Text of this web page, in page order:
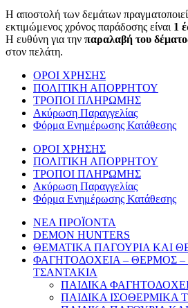
Η αποστολή των δεμάτων
εκτιμώμενος χρόνος παράδοσης είναι 1
Η ευθύνη για την παραλαβή του
στον πελάτη.
ΟΡΟΙ ΧΡΗΣΗΣ
ΠΟΛΙΤΙΚΗ ΑΠΟΡΡΗΤΟΥ
ΤΡΟΠΟΙ ΠΛΗΡΩΜΗΣ
Ακύρωση Παραγγελίας
Φόρμα Ενημέρωσης Κατάθεσης
ΟΡΟΙ ΧΡΗΣΗΣ
ΠΟΛΙΤΙΚΗ ΑΠΟΡΡΗΤΟΥ
ΤΡΟΠΟΙ ΠΛΗΡΩΜΗΣ
Ακύρωση Παραγγελίας
Φόρμα Ενημέρωσης Κατάθεσης
ΝΕΑ ΠΡΟΪΟΝΤΑ
DEMON HUNTERS
ΘΕΜΑΤΙΚΑ ΠΑΓΟΥΡΙΑ ΚΑΙ
ΦΑΓΗΤΟΔΟΧΕΙΑ – ΘΕΡΜΟΣ –
ΤΣΑΝΤΑΚΙΑ
ΠΑΙΔΙΚΑ
ΠΑΙΔΙΚΑ ΙΣΟΘΕΡΜΙΚΑ